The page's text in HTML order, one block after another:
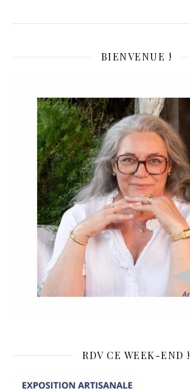
BIENVENUE !
RDV CE WEEK-END !